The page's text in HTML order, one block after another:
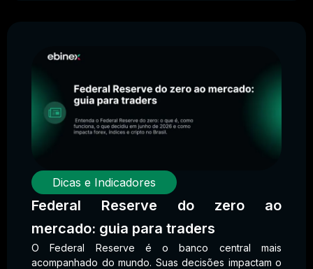
Dicas e Indicadores
Federal Reserve do zero ao
mercado: guia para traders
O Federal Reserve é o banco central mais
acompanhado do mundo. Suas decisões impactam o